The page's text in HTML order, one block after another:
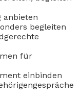
anbieten
begleiten
für
einbinden